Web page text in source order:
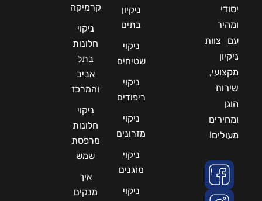
יסודי
ומהיר
עם צוות
ניקיון
מקצועי,
שירות
הוגן
ומחירים
מעולים!
ניקיון
בתים
ניקוי
שטיחים
ניקוי
ריפודים
ניקוי
מזרונים
ניקוי
מזגנים
ניקוי
קרמיקה
ניקוי
חלונות
בתל
אביב
והמרכז
ניקוי
חלונות
מרפסת
שמש
איך
מנקים